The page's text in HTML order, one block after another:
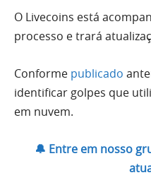
O Livecoins está
processo e trará
Conforme publicado
identificar golpes que
em nuvem.
🔔 Entre em nosso